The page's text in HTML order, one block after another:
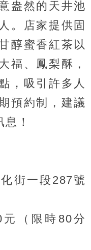
盎然的天井池
。店家提供固
醇蜜香紅茶以
福、鳳梨酥，
，吸引許多人
預約制，建議
！
街一段287號
（限時80分